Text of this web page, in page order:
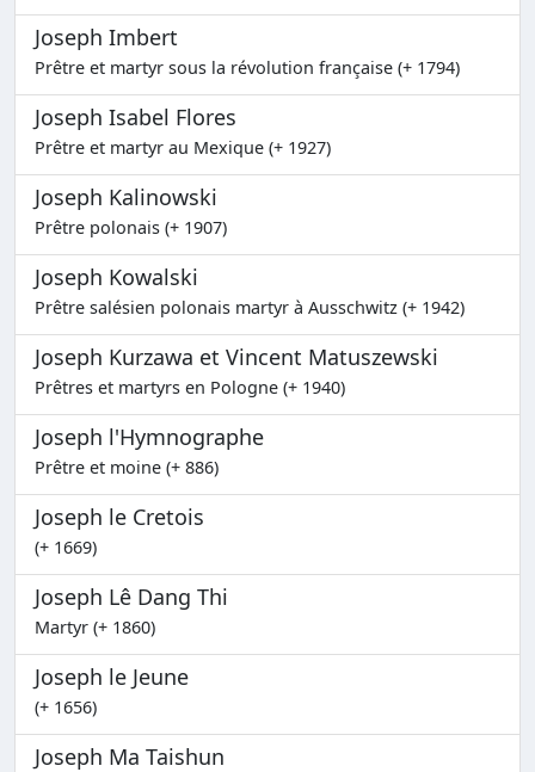
Joseph Imbert
Prêtre et martyr sous la révolution française (+ 1794)
Joseph Isabel Flores
Prêtre et martyr au Mexique (+ 1927)
Joseph Kalinowski
Prêtre polonais (+ 1907)
Joseph Kowalski
Prêtre salésien polonais martyr à Ausschwitz (+ 1942)
Joseph Kurzawa et Vincent Matuszewski
Prêtres et martyrs en Pologne (+ 1940)
Joseph l'Hymnographe
Prêtre et moine (+ 886)
Joseph le Cretois
(+ 1669)
Joseph Lê Dang Thi
Martyr (+ 1860)
Joseph le Jeune
(+ 1656)
Joseph Ma Taishun